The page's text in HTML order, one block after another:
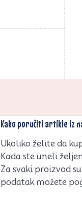
Kako poručiti artikle iz
Ukoliko želite da
Kada ste uneli
Za svaki proizvod
podatak možete